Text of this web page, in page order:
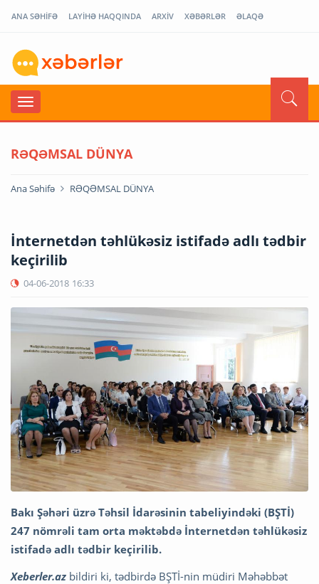
ANA SƏHİFƏ LAYİHƏ HAQQINDA ARXİV XƏBƏRLƏR ƏLAQƏ
RƏQƏMSAL DÜNYA
Ana Səhifə RƏQƏMSAL DÜNYA
İnternetdən təhlükəsiz istifadə adlı tədbir
keçirilib
04-06-2018 16:33
Bakı Şəhəri üzrə Təhsil İdarəsinin tabeliyindəki (BŞTİ)
247 nömrəli tam orta məktəbdə İnternetdən təhlükəsiz
istifadə adlı tədbir keçirilib.
Xeberler.az bildiri ki, tədbirdə BŞTİ-nin müdiri Məhəbbət